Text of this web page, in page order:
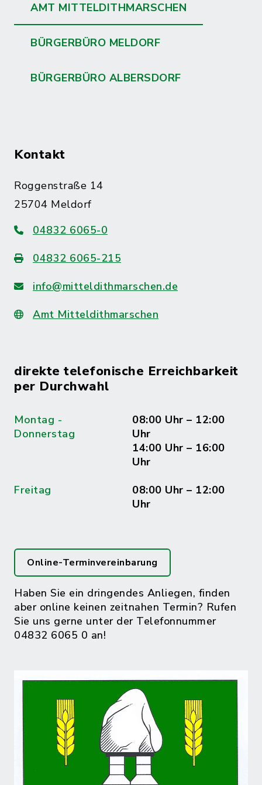
AMT MITTELDITHMARSCHEN
BÜRGERBÜRO MELDORF
BÜRGERBÜRO ALBERSDORF
Kontakt
Roggenstraße 14
25704 Meldorf
04832 6065-0
04832 6065-215
info@mitteldithmarschen.de
Amt Mitteldithmarschen
direkte telefonische Erreichbarkeit
per Durchwahl
Montag -
Donnerstag
08:00 Uhr – 12:00
Uhr
14:00 Uhr – 16:00
Uhr
Freitag
08:00 Uhr – 12:00
Uhr
Online-Terminvereinbarung
Haben Sie ein dringendes Anliegen, finden
aber online keinen zeitnahen Termin? Rufen
Sie uns gerne unter der Telefonnummer
04832 6065 0 an!